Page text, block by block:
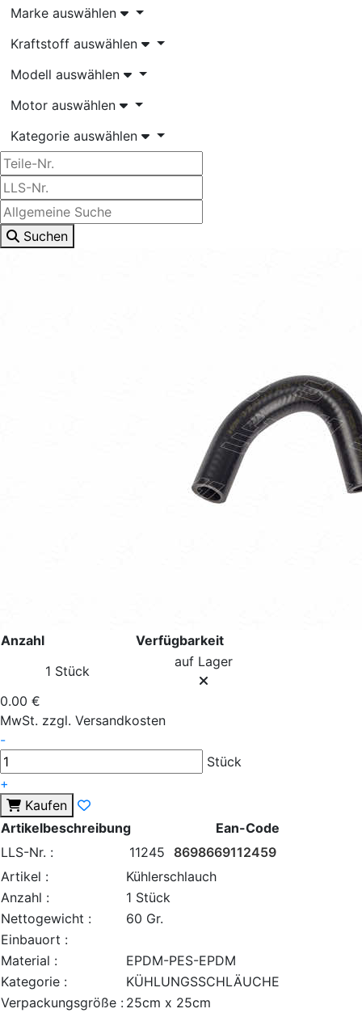
Marke auswählen
Kraftstoff auswählen
Modell auswählen
Motor auswählen
Kategorie auswählen
Suchen
Anzahl
Verfügbarkeit
1 Stück
auf Lager
0.00 €
MwSt. zzgl. Versandkosten
-
Stück
+
Kaufen
Artikelbeschreibung
Ean-Code
LLS-Nr. :
11245
8698669112459
Artikel :
Kühlerschlauch
Anzahl :
1 Stück
Nettogewicht :
60 Gr.
Einbauort :
Material :
EPDM-PES-EPDM
Kategorie :
KÜHLUNGSSCHLÄUCHE
Verpackungsgröße : 25cm x 25cm